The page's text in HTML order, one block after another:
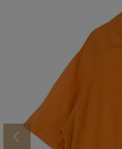
ご利用ガイド
店舗紹介
ブランドから探す